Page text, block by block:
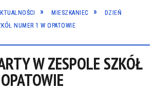
MIESZKANIEC
DZIEŃ
NUMER 1 W OPATOWIE
W ZESPOLE SZKÓŁ